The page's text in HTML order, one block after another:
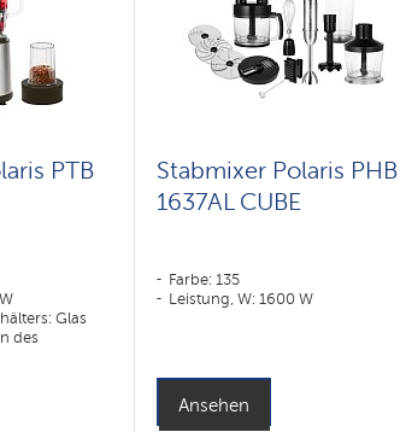
PTB
Glas
des
Stabmixer Polaris PHB
1637AL CUBE
Farbe: 135
Leistung, W: 1600 W
Ansehen